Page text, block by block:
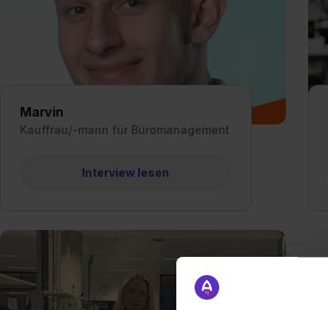
Marvin
Kauffrau/-mann für Büromanagement
Interview lesen